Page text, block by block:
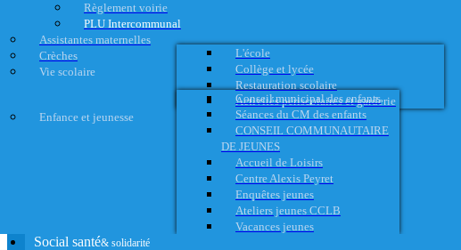
Règlement voirie
PLU Intercommunal
Assistantes maternelles
Crèches
Vie scolaire
L'école
Collège et lycée
Restauration scolaire
Activités périscolaires et garderie
Enfance et jeunesse
Conseil municipal des enfants
Séances du CM des enfants
CONSEIL COMMUNAUTAIRE
DE JEUNES
Accueil de Loisirs
Centre Alexis Peyret
Enquêtes jeunes
Ateliers jeunes CCLB
Vacances jeunes
Social santé& solidarité